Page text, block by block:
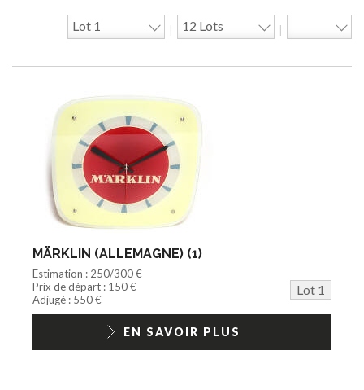
Travaux publics
Jeu construction
Circuit
Cycle/Auto
Action Figure
Agricole
Documentation
Train HO
Jeu vidéo/Console
Playmobil/Lego
Barbie/Big Jim
Jouets Fast Food
Trading cards
1/18ème moderne
MÄRKLIN (ALLEMAGNE) (1)
Estimation : 250/300 €
Prix de départ : 150 €
Lot 1
Adjugé : 550 €
EN SAVOIR PLUS